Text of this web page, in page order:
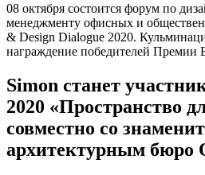
08 октября состоится форум по
менеджменту офисных и
& Design Dialogue 2020.
награждение победителей Премии
Simon станет
2020 «Пространство
совместно со
архитектурным бюро